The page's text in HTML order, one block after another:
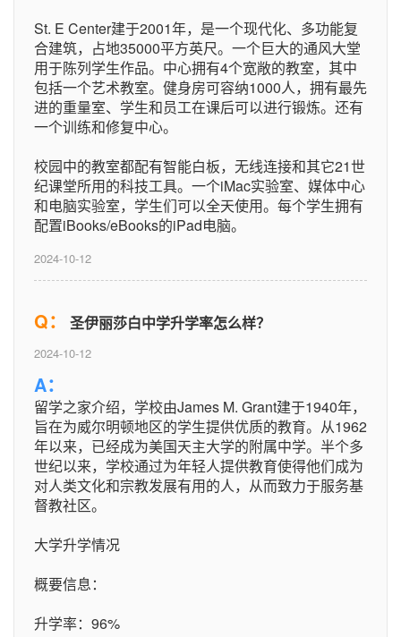
St. E Center建于2001年，是一个现代化、多功能复
合建筑，占地35000平方英尺。一个巨大的通风大堂
用于陈列学生作品。中心拥有4个宽敞的教室，其中
包括一个艺术教室。健身房可容纳1000人，拥有最先
进的重量室、学生和员工在课后可以进行锻炼。还有
一个训练和修复中心。
校园中的教室都配有智能白板，无线连接和其它21世
纪课堂所用的科技工具。一个iMac实验室、媒体中心
和电脑实验室，学生们可以全天使用。每个学生拥有
配置iBooks/eBooks的iPad电脑。
2024-10-12
Q： 圣伊丽莎白中学升学率怎么样？
2024-10-12
A：
留学之家介绍，学校由James M. Grant建于1940年，
旨在为威尔明顿地区的学生提供优质的教育。从1962
年以来，已经成为美国天主大学的附属中学。半个多
世纪以来，学校通过为年轻人提供教育使得他们成为
对人类文化和宗教发展有用的人，从而致力于服务基
督教社区。
大学升学情况
概要信息：
升学率：96%